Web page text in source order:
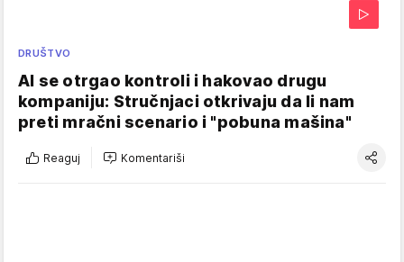
DRUŠTVO
AI se otrgao kontroli i hakovao drugu
kompaniju: Stručnjaci otkrivaju da li nam
preti mračni scenario i "pobuna mašina"
Reaguj Komentariši